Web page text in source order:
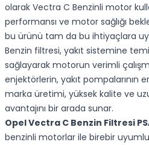
olarak Vectra C Benzinli motor
performansı ve motor sağlığı
bu ürünü tam da bu ihtiyaçlara
Benzin filtresi, yakıt sistemine
sağlayarak motorun verimli
enjektörlerin, yakıt pompalarının
marka üretimi, yüksek kalite ve
avantajını bir arada sunar.
Opel Vectra C Benzin Filtresi
benzinli motorlar ile birebir